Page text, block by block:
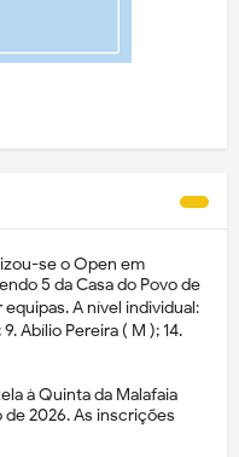
se o Open em
5 da Casa do Povo de
A nível individual:
Abílio Pereira ( M ); 14.
à Quinta da Malafaia
de 2026. As inscrições